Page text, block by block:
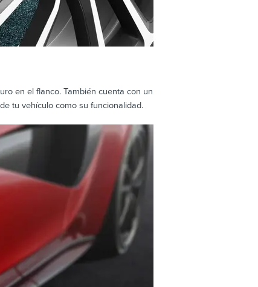
en el flanco. También cuenta con un
tu vehículo como su funcionalidad.